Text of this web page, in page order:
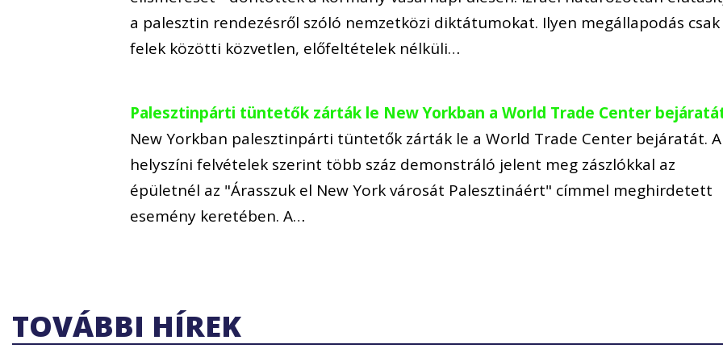
a palesztin rendezésről szóló nemzetközi diktátumokat. Ilyen megállapodás csak
felek közötti közvetlen, előfeltételek nélküli…
Palesztinpárti tüntetők zárták le New Yorkban a World Trade Center
New Yorkban palesztinpárti tüntetők zárták le a World Trade Center bejáratát. A
helyszíni felvételek szerint több száz demonstráló jelent meg zászlókkal az
épületnél az "Árasszuk el New York városát Palesztináért" címmel meghirdetett
esemény keretében. A…
TOVÁBBI HÍREK